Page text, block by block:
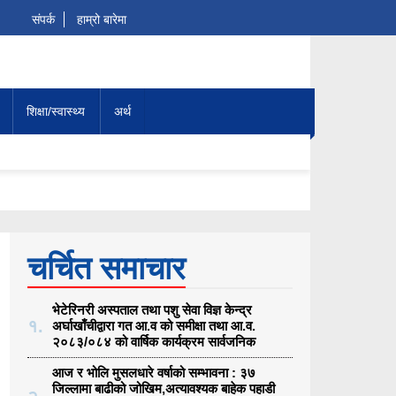
संपर्क हाम्रो बारेमा
शिक्षा/स्वास्थ्य अर्थ
चर्चित समाचार
१.
भेटेरिनरी अस्पताल तथा पशु सेवा विज्ञ केन्द्र
अर्घाखाँचीद्वारा गत आ.व को समीक्षा तथा आ.व.
२०८३/०८४ को वार्षिक कार्यक्रम सार्वजनिक
आज र भोलि मुसलधारे वर्षाको सम्भावना : ३७
जिल्लामा बाढीको जोखिम,अत्यावश्यक बाहेक पहाडी